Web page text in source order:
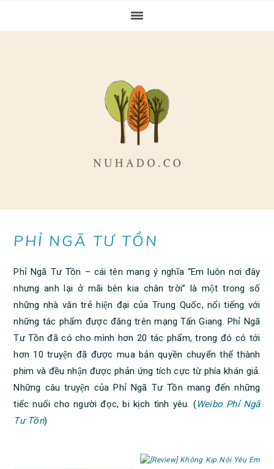
PHỈ NGÃ TƯ TỒN
Phỉ Ngã Tư Tồn – cái tên mang ý nghĩa “Em luôn nơi đây
nhưng anh lại ở mãi bên kia chân trời” là một trong số
những nhà văn trẻ hiện đại của Trung Quốc, nổi tiếng với
những tác phẩm được đăng trên mạng Tấn Giang. Phỉ Ngã
Tư Tồn đã có cho mình hơn 20 tác phẩm, trong đó có tới
hơn 10 truyện đã được mua bản quyền chuyển thể thành
phim và đều nhận được phản ứng tích cực từ phía khán giả.
Những câu truyện của Phỉ Ngã Tư Tồn mang đến những
tiếc nuối cho người đọc, bi kịch tình yêu. (Weibo Phỉ Ngã
Tư Tồn)